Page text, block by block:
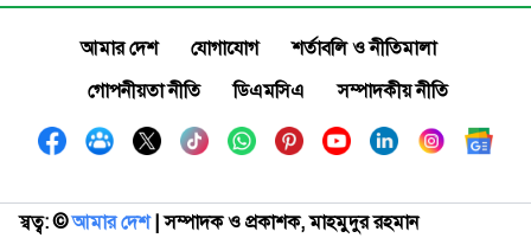
আমার দেশ যোগাযোগ
শর্তাবলি ও নীতিমালা
গোপনীয়তা নীতি
ডিএমসিএ সম্পাদকীয় নীতি
স্বত্ব: ©️আমার দেশ| সম্পাদক ও প্রকাশক, মাহমুদুর রহমান